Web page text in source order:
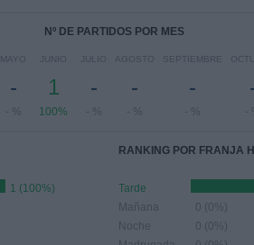
Nº DE PARTIDOS POR MES
MAYO
-
- %
JUNIO
1
100%
JULIO
-
- %
AGOSTO
-
- %
SEPTIEMBRE
-
- % -
1 (100%)
RANKING POR FRANJA
Tarde
Mañana
0 (0%)
Noche
0 (0%)